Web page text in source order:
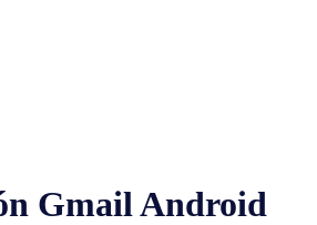
Gmail Android